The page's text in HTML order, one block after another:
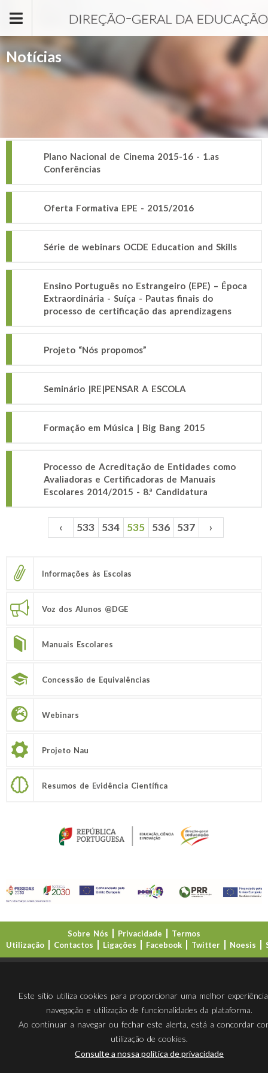
Notícias
Plano Nacional de Cinema 2015-16 - 1.as
Conferências
Oferta Formativa EPE - 2015/2016
Série de webinars OCDE Education and Skills
Ensino Português no Estrangeiro (EPE) – Época
Extraordinária - Suíça - Pautas finais do
processo de certificação das aprendizagens
Projeto “Nós propomos”
Seminário |RE|PENSAR A ESCOLA
Formação em Música | Big Bang 2015
Processo de Acreditação de Entidades como
Avaliadoras e Certificadoras de Manuais
Escolares 2014/2015 - 8.ª Candidatura
Páginas ‹ 533 534 535 536 537 ›
Informações às Escolas
Voz dos Alunos @DGE
Manuais Escolares
Concessão de Equivalências
Webinars
Projeto Nau
Resumos de Evidência Científica
Sobre Nós Privacidade
Termos
Utilização
Contactos Ligações Facebook Twitter Noesis
Este sítio utiliza cookies para proporcionar uma melhor
navegação e utilização de funcionalidades da plataforma.
Ao continuar a navegar ou fechar este alerta, está a concordar
utilização de cookies.
Consulte a nossa política de privacidade